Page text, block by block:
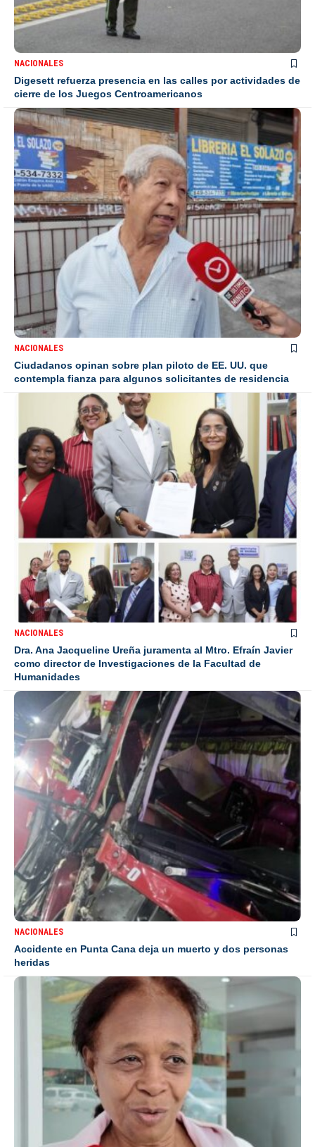
NACIONALES
Digesett refuerza presencia en las calles por actividades de
cierre de los Juegos Centroamericanos
NACIONALES
Ciudadanos opinan sobre plan piloto de EE. UU. que
contempla fianza para algunos solicitantes de residencia
NACIONALES
Dra. Ana Jacqueline Ureña juramenta al Mtro. Efraín Javier
como director de Investigaciones de la Facultad de
Humanidades
NACIONALES
Accidente en Punta Cana deja un muerto y dos personas
heridas